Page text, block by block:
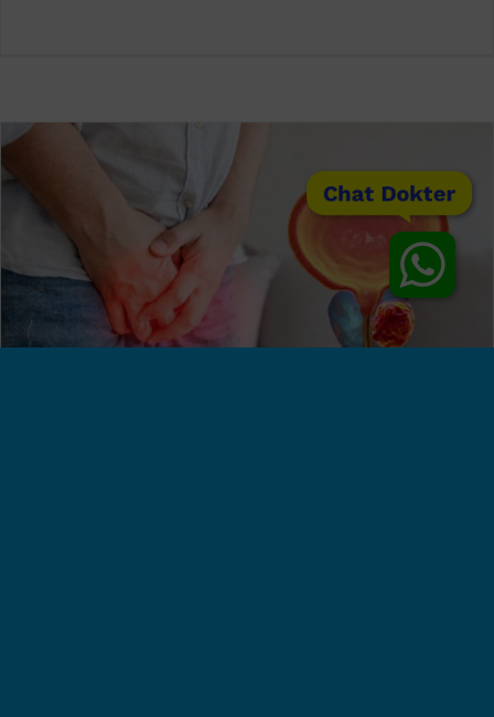
Chat Dokter